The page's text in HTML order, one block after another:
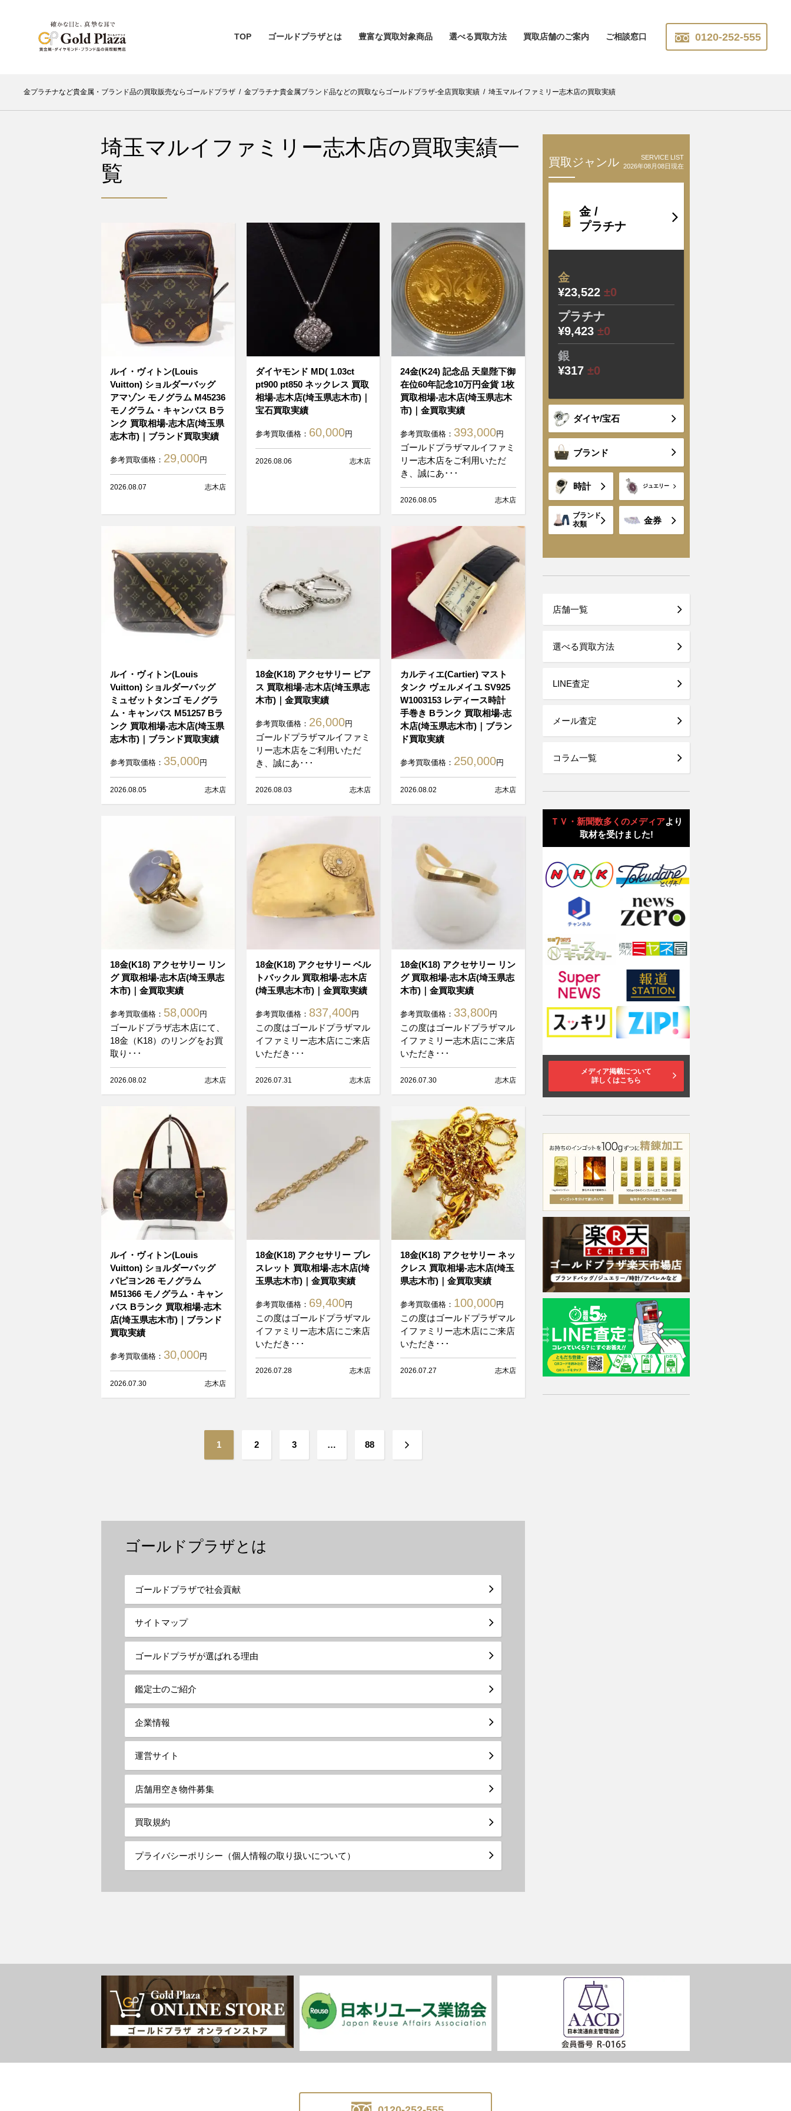
TOP ゴールドプラザとは 豊富な買取対象商品 選べる買取方法 買取店舗のご案内 ご相談窓口 0120-252-555
金プラチナなど貴金属・ブランド品の買取販売ならゴールドプラザ / 金プラチナ貴金属ブランド品などの買取ならゴールドプラザ-全店買取実績 / 埼玉マルイファミリー志木店の買取実績
埼玉マルイファミリー志木店の買取実績一
覧
ルイ・ヴィトン(Louis
Vuitton) ショルダーバッグ
アマゾン モノグラム M45236
モノグラム・キャンバス Bラ
ンク 買取相場-志木店(埼玉県
志木市)｜ブランド買取実績
参考買取価格： 29,000円
2026.08.07 志木店
ダイヤモンド MD( 1.03ct
pt900 pt850 ネックレス 買取
相場-志木店(埼玉県志木市)｜
宝石買取実績
参考買取価格： 60,000円
2026.08.06 志木店
24金(K24) 記念品 天皇陛下御
在位60年記念10万円金貨 1枚
買取相場-志木店(埼玉県志木
市)｜金買取実績
参考買取価格： 393,000円
ゴールドプラザマルイファミ
リー志木店をご利用いただ
き、誠にあ･･･
2026.08.05 志木店
ルイ・ヴィトン(Louis
Vuitton) ショルダーバッグ
ミュゼットタンゴ モノグラ
ム・キャンバス M51257 Bラ
ンク 買取相場-志木店(埼玉県
志木市)｜ブランド買取実績
参考買取価格： 35,000円
2026.08.05 志木店
18金(K18) アクセサリー ピア
ス 買取相場-志木店(埼玉県志
木市)｜金買取実績
参考買取価格： 26,000円
ゴールドプラザマルイファミ
リー志木店をご利用いただ
き、誠にあ･･･
2026.08.03 志木店
カルティエ(Cartier) マスト
タンク ヴェルメイユ SV925
W1003153 レディース時計
手巻き Bランク 買取相場-志
木店(埼玉県志木市)｜ブラン
ド買取実績
参考買取価格： 250,000円
2026.08.02 志木店
18金(K18) アクセサリー リン
グ 買取相場-志木店(埼玉県志
木市)｜金買取実績
参考買取価格： 58,000円
ゴールドプラザ志木店にて、
18金（K18）のリングをお買
取り･･･
2026.08.02 志木店
18金(K18) アクセサリー ベル
トバックル 買取相場-志木店
(埼玉県志木市)｜金買取実績
参考買取価格： 837,400円
この度はゴールドプラザマル
イファミリー志木店にご来店
いただき･･･
2026.07.31 志木店
18金(K18) アクセサリー リン
グ 買取相場-志木店(埼玉県志
木市)｜金買取実績
参考買取価格： 33,800円
この度はゴールドプラザマル
イファミリー志木店にご来店
いただき･･･
2026.07.30 志木店
ルイ・ヴィトン(Louis
Vuitton) ショルダーバッグ
パピヨン26 モノグラム
M51366 モノグラム・キャン
バス Bランク 買取相場-志木
店(埼玉県志木市)｜ブランド
買取実績
参考買取価格： 30,000円
2026.07.30 志木店
18金(K18) アクセサリー ブレ
スレット 買取相場-志木店(埼
玉県志木市)｜金買取実績
参考買取価格： 69,400円
この度はゴールドプラザマル
イファミリー志木店にご来店
いただき･･･
2026.07.28 志木店
18金(K18) アクセサリー ネッ
クレス 買取相場-志木店(埼玉
県志木市)｜金買取実績
参考買取価格： 100,000円
この度はゴールドプラザマル
イファミリー志木店にご来店
いただき･･･
2026.07.27 志木店
ペ
1 2 3 … 88
ゴールドプラザとは
ゴールドプラザで社会貢献
サイトマップ
ゴールドプラザが選ばれる理由
鑑定士のご紹介
企業情報
運営サイト
店舗用空き物件募集
買取規約
プライバシーポリシー（個人情報の取り扱いについて）
買取ジャンル
SERVICE LIST
2026年08月08日現在
金 /
プラチナ
金
¥23,522 ±0
プラチナ
¥9,423 ±0
銀
¥317 ±0
ダイヤ/宝石
ブランド
時計 ジュエリー
ブランド
衣類
金券
店舗一覧
選べる買取方法
LINE査定
メール査定
コラム一覧
ＴＶ・新聞数多くのメディアより
取材を受けました!
メディア掲載について
詳しくはこちら